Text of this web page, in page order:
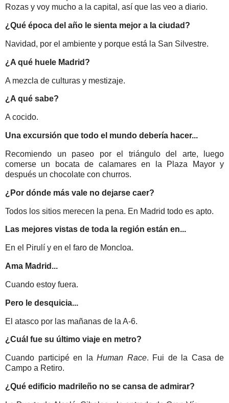
Rozas y voy mucho a la capital, así que las veo a diario.
¿Qué época del año le sienta mejor a la ciudad?
Navidad, por el ambiente y porque está la San Silvestre.
¿A qué huele Madrid?
A mezcla de culturas y mestizaje.
¿A qué sabe?
A cocido.
Una excursión que todo el mundo debería hacer...
Recomiendo un paseo por el triángulo del arte, luego
comerse un bocata de calamares en la Plaza Mayor y
después un chocolate con churros.
¿Por dónde más vale no dejarse caer?
Todos los sitios merecen la pena. En Madrid todo es apto.
Las mejores vistas de toda la región están en...
En el Pirulí y en el faro de Moncloa.
Ama Madrid...
Cuando estoy fuera.
Pero le desquicia...
El atasco por las mañanas de la A-6.
¿Cuál fue su último viaje en metro?
Cuando participé en la Human Race. Fui de la Casa de
Campo a Retiro.
¿Qué edificio madrileño no se cansa de admirar?